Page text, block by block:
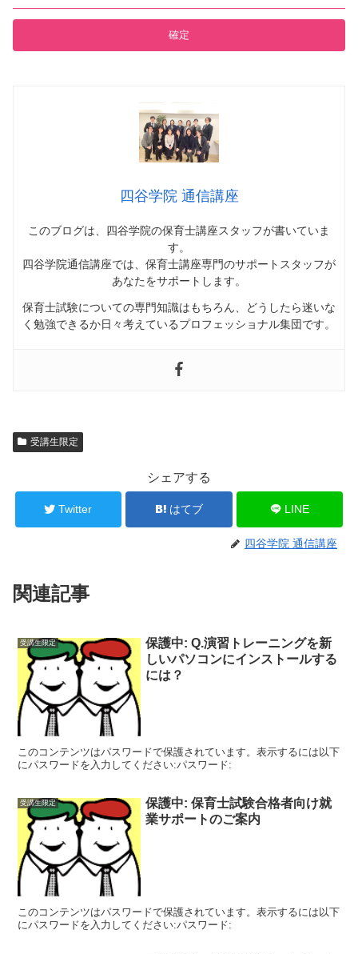
四谷学院 通信講座
このブログは、四谷学院の保育士講座スタッフが書いていま
す。
四谷学院通信講座では、 保育士講座専門のサポートスタッフが
あなたをサポートします。
保育士試験についての専門知識はもちろん、どうしたら迷いな
く勉強できるか日々考えているプロフェッショナル集団です。
受講生限定
シェアする
Twitter はてブ LINE
四谷学院 通信講座
関連記事
受講生限定
保護中: Q.演習トレーニングを新
しいパソコンにインストールする
には？
このコンテンツはパスワードで保護されています。表示するには以下
にパスワードを入力してください:パスワード:
受講生限定
保護中: 保育士試験合格者向け就
業サポートのご案内
このコンテンツはパスワードで保護されています。表示するには以下
にパスワードを入力してください:パスワード: